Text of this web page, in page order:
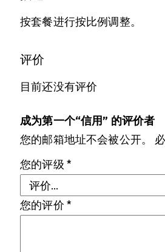
按套餐进行按比例调整。
评价
目前还没有评价
成为第一个“信用” 的评价者
您的邮箱地址不会被公开。
您的评级 *
您的评价 *